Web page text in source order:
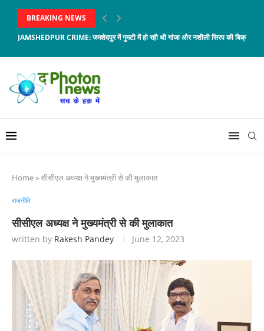
BREAKING NEWS
JAMSHEDPUR CRIME: जमशेदपुर में गुमटी में हो रही थी गांजा और नशीली सिरप की बिक्री,...
Home»सीसीएल अध्यक्ष ने मुख्यमंत्री से की मुलाकात
राजनीति
सीसीएल अध्यक्ष ने मुख्यमंत्री से की मुलाकात
written by Rakesh Pandey June 12, 2023